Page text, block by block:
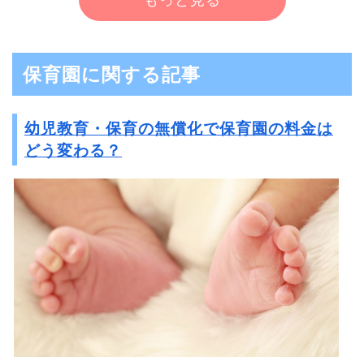
保育園に関する記事
幼児教育・保育の無償化で保育園の料金は
どう変わる？